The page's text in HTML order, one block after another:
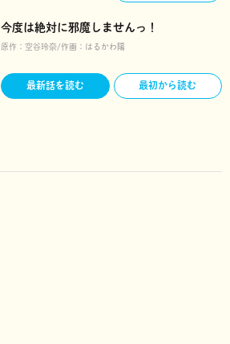
今度は絶対に邪魔しませんっ！
原作： 空谷玲奈 作画： はるかわ陽
最新話を読む 最初から読む